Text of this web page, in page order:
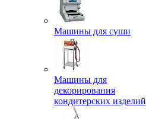
Машины для суши
Машины для
декорирования
кондитерских изделий